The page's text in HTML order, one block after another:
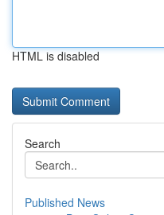
HTML is disabled
Search
Published News